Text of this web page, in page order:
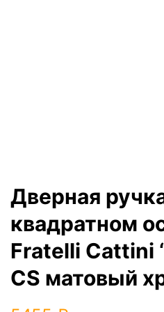
Дверная
квадратном
Fratelli Cattini
CS матовый